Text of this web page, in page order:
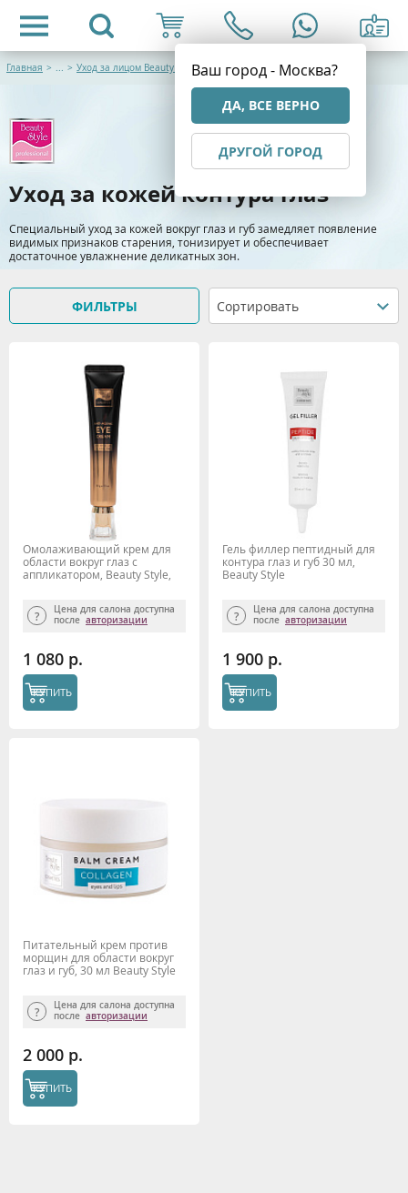
Ваш город - Москва?
ДА, ВСЕ ВЕРНО
ДРУГОЙ ГОРОД
Главная > ... > Уход за лицом Beauty Style
Уход за кожей контура глаз
Специальный уход за кожей вокруг глаз и губ замедляет появление
видимых признаков старения, тонизирует и обеспечивает
достаточное увлажнение деликатных зон.
Сортировать
ФИЛЬТРЫ
Омолаживающий крем для
области вокруг глаз с
аппликатором, Beauty Style,
Цена для салона доступна
после авторизации
1 080 р.
КУПИТЬ
Гель филлер пептидный для
контура глаз и губ 30 мл,
Beauty Style
Цена для салона доступна
после авторизации
1 900 р.
КУПИТЬ
Питательный крем против
морщин для области вокруг
глаз и губ, 30 мл Beauty Style
Цена для салона доступна
после авторизации
2 000 р.
КУПИТЬ